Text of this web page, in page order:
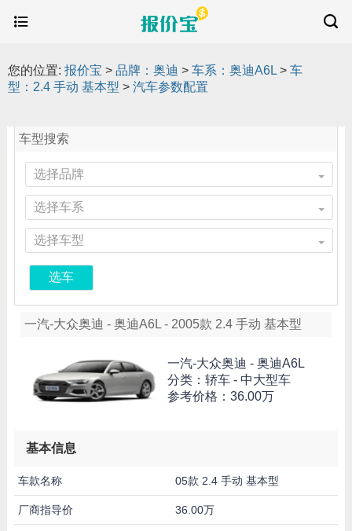
您的位置: 报价宝 > 品牌：奥迪 > 车系：奥迪A6L > 车
型：2.4 手动 基本型 > 汽车参数配置
车型搜索
选择品牌
选择车系
选择车型
选车
一汽-大众奥迪 - 奥迪A6L - 2005款 2.4 手动 基本型
一汽-大众奥迪 - 奥迪A6L
分类：轿车 - 中大型车
参考价格： 36.00万
基本信息
车款名称 05款 2.4 手动 基本型
厂商指导价 36.00万